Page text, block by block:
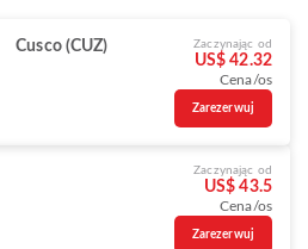
Cusco (CUZ) Zaczynając od
US$ 42.32
Cena/os
Zarezerwuj
Zaczynając od
US$ 43.5
Cena/os
Zarezerwuj